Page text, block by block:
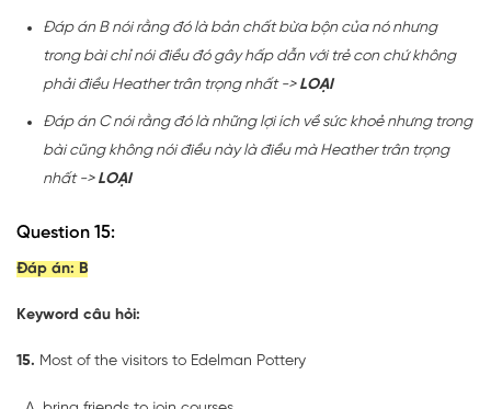
Đáp án B nói rằng đó là bản chất bừa bộn của nó nhưng
trong bài chỉ nói điều đó gây hấp dẫn với trẻ con chứ không
phải điều Heather trân trọng nhất -> LOẠI
Đáp án C nói rằng đó là những lợi ích về sức khoẻ nhưng trong
bài cũng không nói điều này là điều mà Heather trân trọng
nhất -> LOẠI
Question 15:
Đáp án: B
Keyword câu hỏi:
15. Most of the visitors to Edelman Pottery